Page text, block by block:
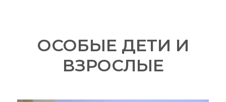
ОСОБЫЕ ДЕТИ И
ВЗРОСЛЫE